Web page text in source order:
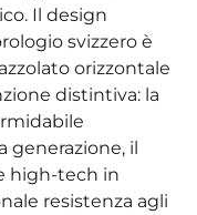
Il design
svizzero è
orizzontale
distintiva: la
il
high-tech in
resistenza agli